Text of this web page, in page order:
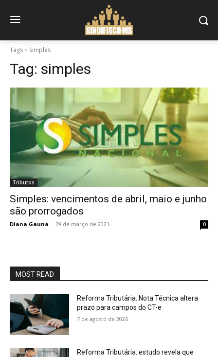
Tags Simples
Tag: simples
Tributos
Simples: vencimentos de abril, maio e junho
são prorrogados
Diana Gauna - 29 de março de 2021 0
MOST READ
Reforma Tributária: Nota Técnica altera
prazo para campos do CT-e
7 de agosto de 2026
Reforma Tributária: estudo revela que